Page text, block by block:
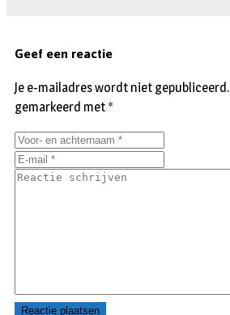
Geef een reactie
Je e-mailadres wordt niet gepubliceerd.
gemarkeerd met *